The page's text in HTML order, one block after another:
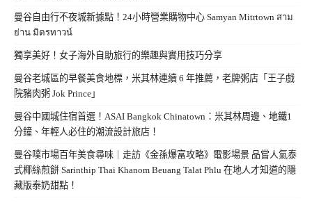
曼谷自由行不夜城新據點！24小時營業購物中心 Samyan Mitrtown สาม
ย่าน มิตรทาวน์
獨享美好！女子海外自助旅行的樂趣與實用技巧分享
曼谷老城區的早餐美食地標，米其林連續 6 年推薦，老牌粥店「王子戲
院豬肉粥 Jok Prince」
曼谷中國城住宿首選！ASAI Bangkok Chinatown：米其林周邊、地鐵1
分鐘、年輕人必住的潮流設計旅店！
曼谷噗市場百年美食尋味｜走訪《金孫爆富攻略》電影場景 品嘗人氣泰
式椰絲煎餅 Sarinthip Thai Khanom Beuang Talat Phlu 在地人才知道的隱
藏版泰奶甜點！